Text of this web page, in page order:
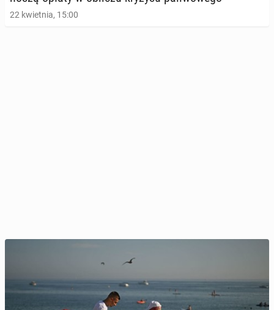
22 kwietnia, 15:00